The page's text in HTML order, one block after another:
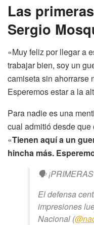
Las
Sergio
«Muy feliz por llegar a
trabajar bien, soy un
camiseta sin ahorrarse
Esperemos estar a la
Para nadie es una
cual admitió desde
«Tienen aquí a un
hincha más.
🗣️
El defensa
impresiones
Nacional (